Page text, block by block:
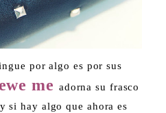
por algo es por sus
me adorna su frasco
si hay algo que ahora es